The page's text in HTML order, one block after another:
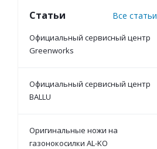
Статьи Все статьи
Официальный сервисный центр
Greenworks
Официальный сервисный центр
BALLU
Оригинальные ножи на
газонокосилки AL-KO